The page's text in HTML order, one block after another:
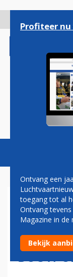
gaan
Magazine
FRANS
1,8
BOUW
Profiteer
Ontvang een
toegang tot al
Ontvang
Magazine in
Bekijk